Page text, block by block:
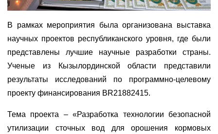
В рамках мероприятия была организована выставка
научных проектов республиканского уровня, где были
представлены лучшие научные разработки страны.
Ученые из Кызылординской области представили
результаты исследований по программно-целевому
проекту финансирования BR21882415.
Тема проекта –«Разработка технологии безопасной
утилизации сточных вод для орошения кормовых